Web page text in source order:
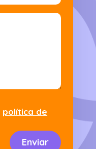
política de
Enviar